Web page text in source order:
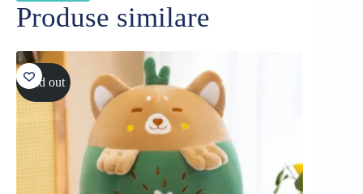
Produse similare
Sold out